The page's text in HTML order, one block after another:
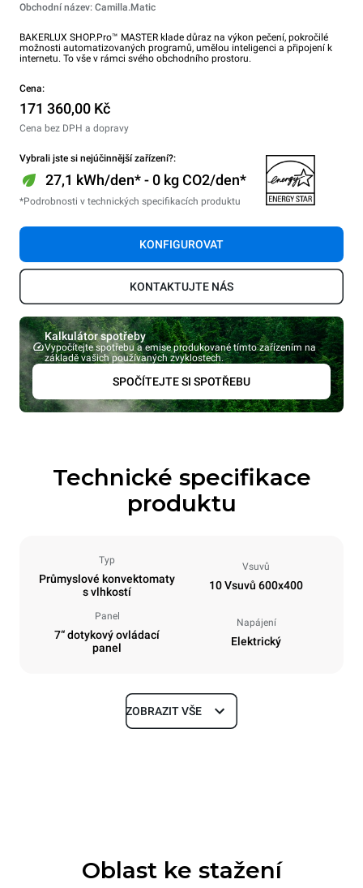
Obchodní název: Camilla.Matic
BAKERLUX SHOP.Pro™ MASTER klade důraz na výkon pečení, pokročilé
možnosti automatizovaných programů, umělou inteligenci a připojení k
internetu. To vše v rámci svého obchodního prostoru.
Cena:
171 360,00 Kč
Cena bez DPH a dopravy
Vybrali jste si nejúčinnější zařízení?:
27,1 kWh/den* - 0 kg CO2/den*
*Podrobnosti v technických specifikacích produktu
KONFIGUROVAT
KONTAKTUJTE NÁS
Kalkulátor spotřeby
Vypočítejte spotřebu a emise produkované tímto zařízením na
základě vašich používaných zvyklostech.
SPOČÍTEJTE SI SPOTŘEBU
Technické specifikace
produktu
Typ
Průmyslové konvektomaty
s vlhkostí
Vsuvů
10 Vsuvů 600x400
Panel
7“ dotykový ovládací
panel
Napájení
Elektrický
Rozměry
Specifikace plechů
ZOBRAZIT VŠE
Oblast ke stažení